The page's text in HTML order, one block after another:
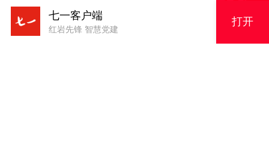
七一客户端
红岩先锋 智慧党建
打开